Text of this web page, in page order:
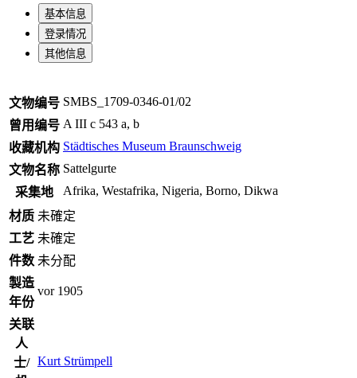
基本信息
登录情况
其他信息
文物编号 SMBS_1709-0346-01/02
曾用编号 A III c 543 a, b
收藏机构 Städtisches Museum Braunschweig
文物名称 Sattelgurte
采集地
Afrika, Westafrika, Nigeria, Borno, Dikwa
材质 未確定
工艺 未確定
件数 未分配
製造
年份
vor 1905
关联
人
士/ Kurt Strümpell